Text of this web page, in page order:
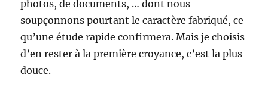
photos, de documents, … dont nous
soupçonnons pourtant le caractère fabriqué, ce
qu’une étude rapide confirmera. Mais je choisis
d’en rester à la première croyance, c’est la plus
douce.